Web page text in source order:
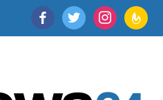
facebooktwitter instagram